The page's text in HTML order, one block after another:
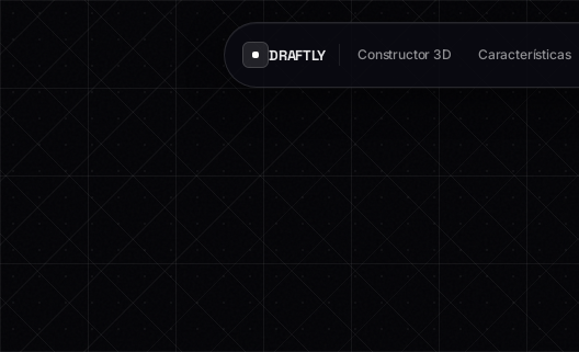
DRAFTLY Constructor 3D Características